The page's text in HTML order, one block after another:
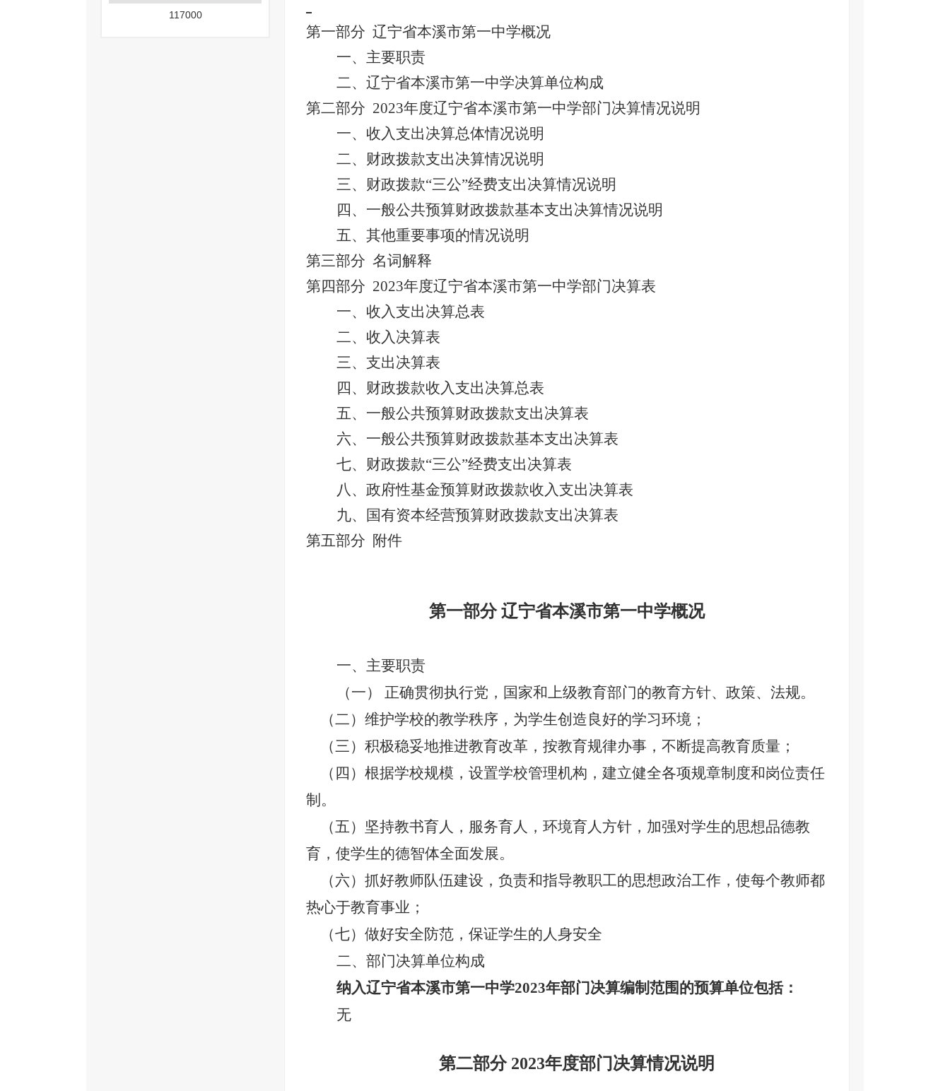
117000
第一部分 辽宁省本溪市第一中学概况
一、 主要职责
二、 辽宁省本溪市第一中学决算单位构成
第二部分 2023年度辽宁省本溪市第一中学部门决算情况说明
一、收入支出决算总体情况说明
二、财政拨款支出决算情况说明
三、财政拨款“三公”经费支出决算情况说明
四、一般公共预算财政拨款基本支出决算情况说明
五、其他重要事项的情况说明
第三部分 名词解释
第四部分 2023年度辽宁省本溪市第一中学部门决算表
一、 收入支出决算总表
二、收入决算表
三、支出决算表
四、 财政拨款收入支出决算总表
五、一般公共预算财政拨款支出决算表
六、一般公共预算财政拨款基本支出决算表
七、财政拨款“三公”经费支出决算表
八、政府性基金预算财政拨款收入支出决算表
九、国有资本经营预算财政拨款支出决算表
第五部分 附件
第一部分 辽宁省本溪市第一中学概况
一、主要职责
（一） 正确贯彻执行党，国家和上级教育部门的教育方针、政策、法规。
（二）维护学校的教学秩序，为学生创造良好的学习环境；
（三）积极稳妥地推进教育改革，按教育规律办事，不断提高教育质量；
（四）根据学校规模，设置学校管理机构，建立健全各项规章制度和岗位责任
制。
（五）坚持教书育人，服务育人，环境育人方针，加强对学生的思想品德教
育，使学生的德智体全面发展。
（六）抓好教师队伍建设，负责和指导教职工的思想政治工作，使每个教师都
热心于教育事业；
（七）做好安全防范，保证学生的人身安全
二、部门决算单位构成
纳入辽宁省本溪市第一中学2023年部门决算编制范围的预算单位包括：
无
第二部分 2023年度部门决算情况说明